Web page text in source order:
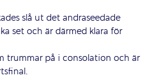
slå ut det andraseedade
set och är därmed klara för
trummar på i consolation och är